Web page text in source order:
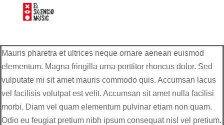
Mauris pharetra et ultrices neque ornare aenean euismod
elementum. Magna fringilla urna porttitor rhoncus dolor. Sed
vulputate mi sit amet mauris commodo quis. Accumsan lacus
vel facilisis volutpat est velit. Accumsan sit amet nulla facilisi
morbi. Diam vel quam elementum pulvinar etiam non quam.
Odio eu feugiat pretium nibh ipsum consequat nisl vel pretium.